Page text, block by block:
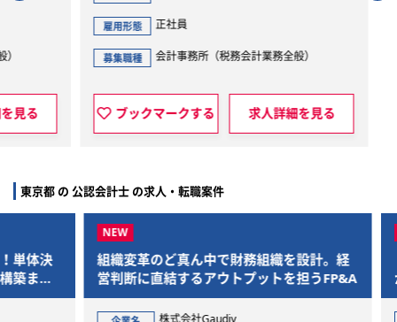
雇用形態 正社員
募集職種 会計事務所（税務会計業務全般）
ブックマークする 求人詳細を見る
東京都 の 公認会計士 の求人・転職案件
決
で
組織変革のど真ん中で財務組織を設計。経
営判断に直結するアウトプットを担うFP&A
が
ら、
ジ